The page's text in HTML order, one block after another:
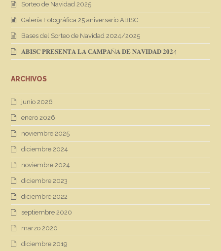
Sorteo de Navidad 2025
Galería Fotográfica 25 aniversario ABISC
Bases del Sorteo de Navidad 2024/2025
𝐀𝐁𝐈𝐒𝐂 𝐏𝐑𝐄𝐒𝐄𝐍𝐓𝐀 𝐋𝐀 𝐂𝐀𝐌𝐏𝐀Ñ𝐀 𝐃𝐄 𝐍𝐀𝐕𝐈𝐃𝐀𝐃 𝟐𝟎𝟐4
ARCHIVOS
junio 2026
enero 2026
noviembre 2025
diciembre 2024
noviembre 2024
diciembre 2023
diciembre 2022
septiembre 2020
marzo 2020
diciembre 2019